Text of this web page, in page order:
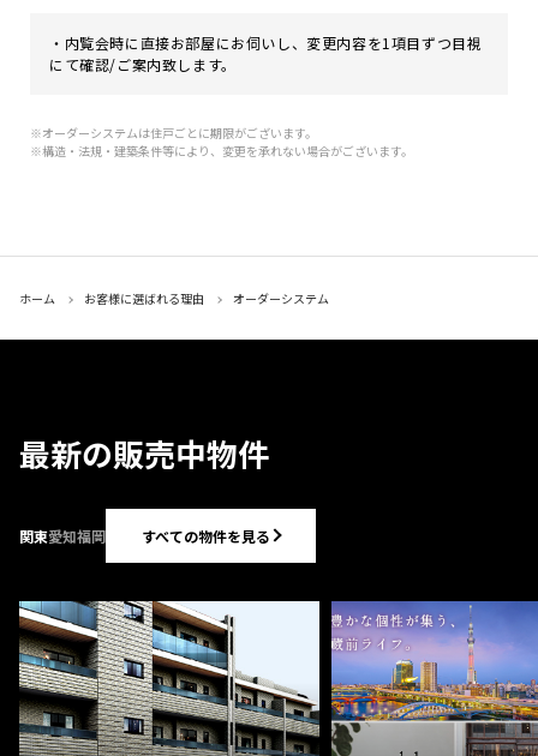
・内覧会時に直接お部屋にお伺いし、変更内容を1項目ずつ目視
にて確認/ご案内致します。
※オーダーシステムは住戸ごとに期限がございます。
※構造・法規・建築条件等により、変更を承れない場合がございます。
ホーム お客様に選ばれる理由 オーダーシステム
最新の販売中物件
関東愛知福岡 すべての物件を見る